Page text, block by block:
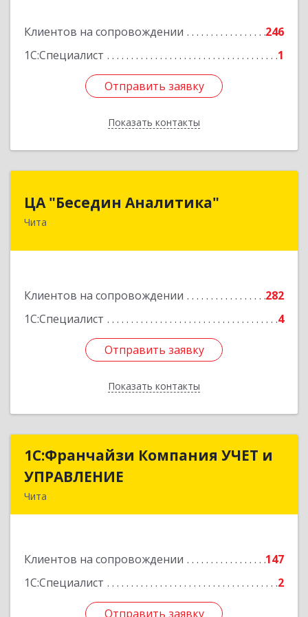
Клиентов на сопровождении
246
1С:Специалист
1
Отправить заявку
Показать контакты
Подробнее
Отправить заявку
Назад
ЦА "Беседин Аналитика"
Чита
Клиентов на сопровождении
282
1С:Специалист
4
Отправить заявку
Показать контакты
Отправить заявку
Назад
1С:Франчайзи Компания УЧЕТ и
УПРАВЛЕНИЕ
Чита
Клиентов на сопровождении
147
1С:Специалист
2
Отправить заявку
1С:Франчайзи Компания УЧЕТ и
Подробнее
Отправить заявку